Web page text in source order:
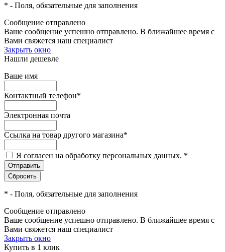
* - Поля, обязательные для заполнения
Сообщение отправлено
Ваше сообщение успешно отправлено. В ближайшее время с
Вами свяжется наш специалист
Закрыть окно
Нашли дешевле
Ваше имя
Контактный телефон*
Электронная почта
Ссылка на товар другого магазина*
Я согласен на обработку персональных данных. *
* - Поля, обязательные для заполнения
Сообщение отправлено
Ваше сообщение успешно отправлено. В ближайшее время с
Вами свяжется наш специалист
Закрыть окно
Купить в 1 клик